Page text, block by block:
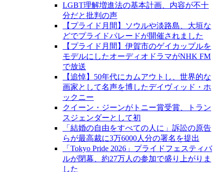
LGBT理解増進法の基本計画、内容が不十
分だと批判の声
【プライド月間】ソウルや淡路島、大垣な
どでプライドパレードが開催されました
【プライド月間】伊賀市のゲイカップルを
モデルにしたオーディオドラマがNHK FM
で放送
【追悼】50年代にカムアウトし、世界的な
画家として名声を博したデイヴィッド・ホ
ックニー
クイーン・ジーンがトニー賞受賞、トラン
スジェンダーとして初
「結婚の自由をすべての人に」訴訟の原告
らが最高裁に3万6000人分の署名を提出
「Tokyo Pride 2026」プライドフェスティバ
ルが閉幕、約27万人の参加で盛り上がりま
した